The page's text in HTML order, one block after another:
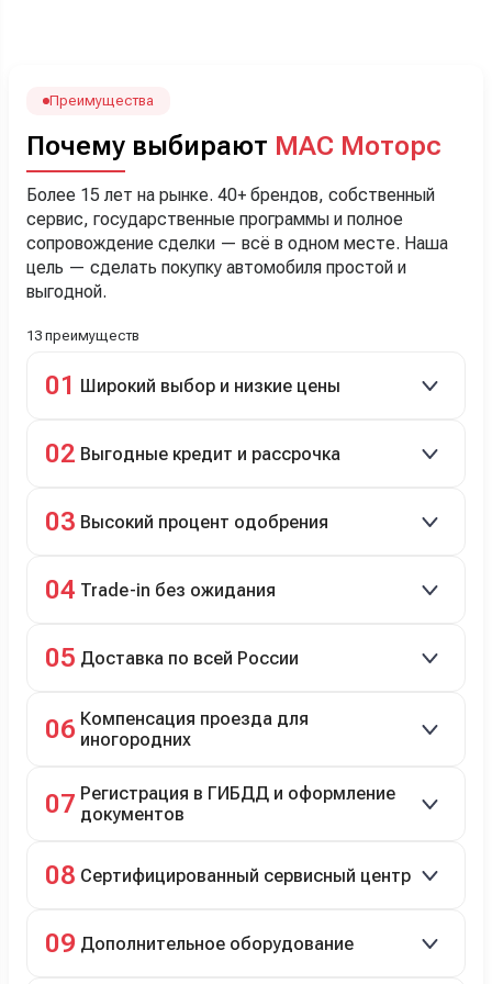
менеджеру Сергею, профессионал своего дела!
Преимущества
Почему выбирают МАС Моторс
Более 15 лет на рынке. 40+ брендов, собственный
сервис, государственные программы и полное
сопровождение сделки — всё в одном месте. Наша
цель — сделать покупку автомобиля простой и
выгодной.
13 преимуществ
01 Широкий выбор и низкие цены
подержанные авто.
02 Выгодные кредит и рассрочка
рассрочка 0% на 2 года при первом взносе 35–50%.
03 Высокий процент одобрения
04 Trade-in без ожидания
05 Доставка по всей России
06 Компенсация проезда для
иногородних
07 Регистрация в ГИБДД и оформление
документов
08 Сертифицированный сервисный центр
технический ремонт.
09 Дополнительное оборудование